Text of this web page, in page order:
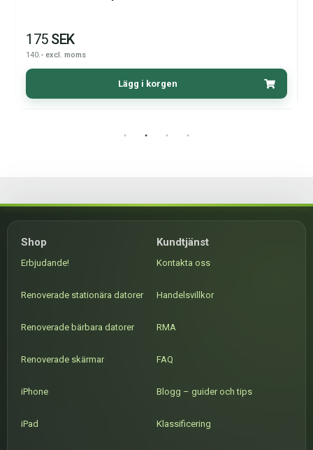
175SEK
140.- excl. moms
Lägg i korgen
Shop
Erbjudande!
Renoverade stationära datorer
Renoverade bärbara datorer
Renoverade skärmar
iPhone
iPad
Kundtjänst
Kontakta oss
Handelsvillkor
RMA
FAQ
Blogg – guider och tips
Klassificering